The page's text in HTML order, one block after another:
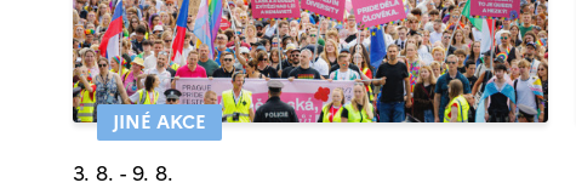
JINÉ AKCE
3. 8. - 9. 8.